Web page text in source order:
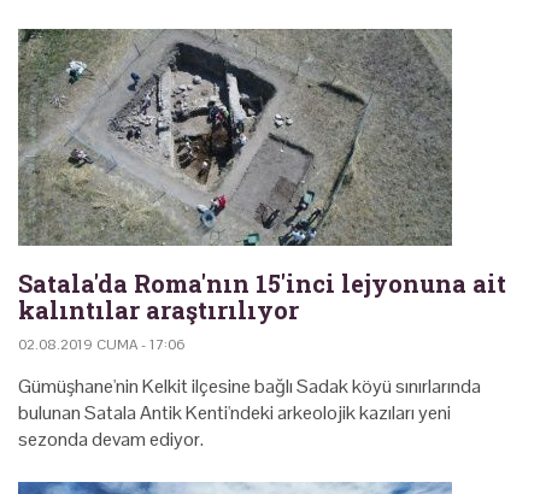
Satala'da Roma'nın 15'inci lejyonuna ait
kalıntılar araştırılıyor
02.08.2019 CUMA - 17:06
Gümüşhane'nin Kelkit ilçesine bağlı Sadak köyü sınırlarında
bulunan Satala Antik Kenti'ndeki arkeolojik kazıları yeni
sezonda devam ediyor.